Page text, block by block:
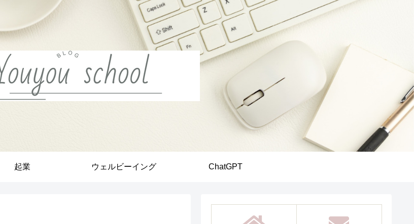
起業 ウェルビーイング ChatGPT